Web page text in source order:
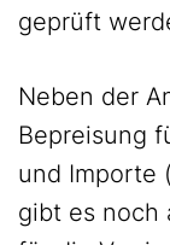
geprüft
Neben der
Bepreisung
und Importe
gibt es noch